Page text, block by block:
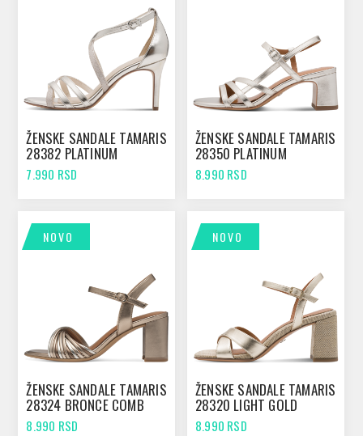
ŽENSKE SANDALE TAMARIS
28382 PLATINUM
7.990 RSD
ŽENSKE SANDALE TAMARIS
28350 PLATINUM
8.990 RSD
NOVO
ŽENSKE SANDALE TAMARIS
28324 BRONCE COMB
8.990 RSD
NOVO
ŽENSKE SANDALE TAMARIS
28320 LIGHT GOLD
8.990 RSD